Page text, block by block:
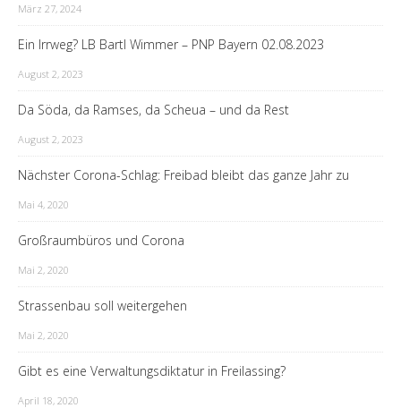
März 27, 2024
Ein Irrweg? LB Bartl Wimmer – PNP Bayern 02.08.2023
August 2, 2023
Da Söda, da Ramses, da Scheua – und da Rest
August 2, 2023
Nächster Corona-Schlag: Freibad bleibt das ganze Jahr zu
Mai 4, 2020
Großraumbüros und Corona
Mai 2, 2020
Strassenbau soll weitergehen
Mai 2, 2020
Gibt es eine Verwaltungsdiktatur in Freilassing?
April 18, 2020